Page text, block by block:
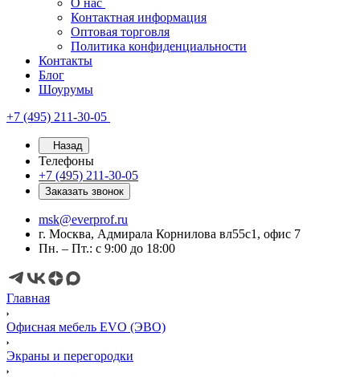
О нас
Контактная информация
Оптовая торговля
Политика конфиденциальности
Контакты
Блог
Шоурумы
+7 (495) 211-30-05
Назад
Телефоны
+7 (495) 211-30-05
Заказать звонок
msk@everprof.ru
г. Москва, Адмирала Корнилова вл55с1, офис 7
Пн. – Пт.: с 9:00 до 18:00
Главная
Офисная мебель EVO (ЭВО)
Экраны и перегородки